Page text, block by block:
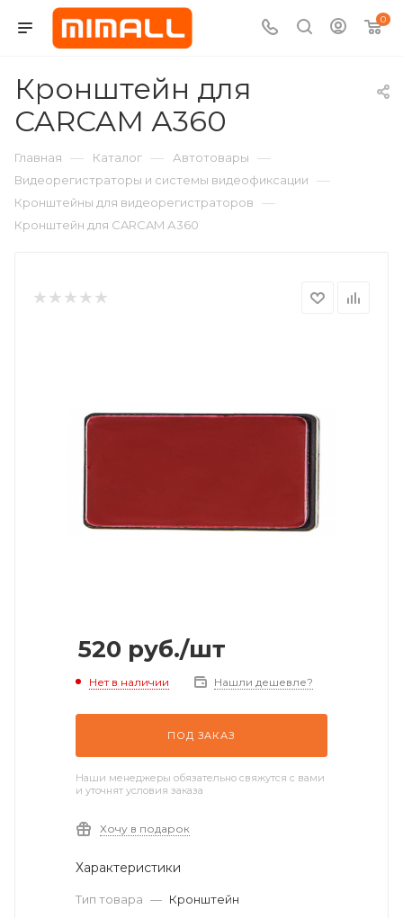
0
Кронштейн для
CARCAM А360
Главная — Каталог — Автотовары —
Видеорегистраторы и системы видеофиксации —
Кронштейны для видеорегистраторов —
Кронштейн для CARCAM А360
520 руб./шт
Нет в наличии Нашли дешевле?
ПОД ЗАКАЗ
Наши менеджеры обязательно свяжутся с вами
и уточнят условия заказа
Хочу в подарок
Характеристики
Тип товара — Кронштейн